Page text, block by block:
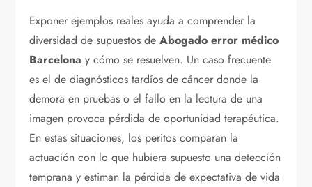
Exponer ejemplos reales ayuda a comprender la
diversidad de supuestos deAbogado error médico
Barcelona y cómo se resuelven. Un caso frecuente
es el de diagnósticos tardíos de cáncer donde la
demora en pruebas o el fallo en la lectura de una
imagen provoca pérdida de oportunidad terapéutica.
En estas situaciones, los peritos comparan la
actuación con lo que hubiera supuesto una detección
temprana y estiman la pérdida de expectativa de vida